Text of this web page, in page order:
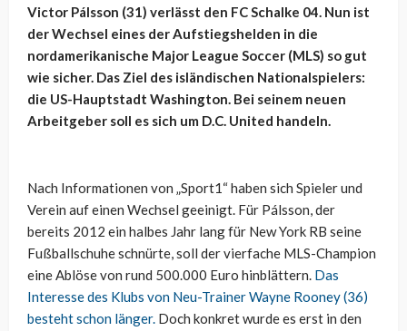
Victor Pálsson (31) verlässt den FC Schalke 04. Nun ist
der Wechsel eines der Aufstiegshelden in die
nordamerikanische Major League Soccer (MLS) so gut
wie sicher. Das Ziel des isländischen Nationalspielers:
die US-Hauptstadt Washington. Bei seinem neuen
Arbeitgeber soll es sich um D.C. United handeln.
Nach Informationen von „Sport1“ haben sich Spieler und
Verein auf einen Wechsel geeinigt. Für Pálsson, der
bereits 2012 ein halbes Jahr lang für New York RB seine
Fußballschuhe schnürte, soll der vierfache MLS-Champion
eine Ablöse von rund 500.000 Euro hinblättern. Das
Interesse des Klubs von Neu-Trainer Wayne Rooney (36)
besteht schon länger. Doch konkret wurde es erst in den